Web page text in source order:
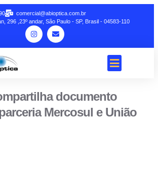
comercial@abioptica.com.br
296 ,23º andar, São Paulo - SP, Brasil - 04583-110
documento
Mercosul e União